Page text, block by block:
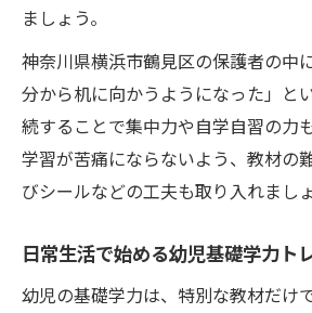
ましょう。
神奈川県横浜市鶴見区の保護者の中
分から机に向かうようになった」と
続することで集中力や自学自習の力
学習が苦痛にならないよう、教材の
びシールなどの工夫も取り入れましょ
日常生活で始める幼児基礎学力ト
幼児の基礎学力は、特別な教材だけ